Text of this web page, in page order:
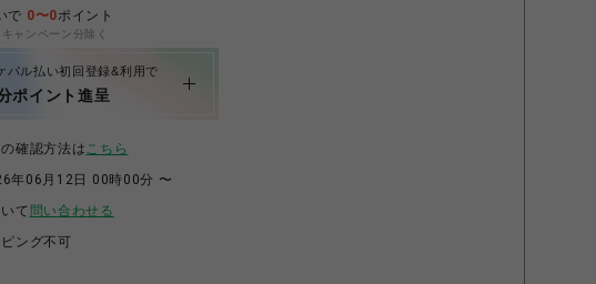
で 0〜0ポイント
ャンペーン分除く
パル払い初回登録&利用で
ポイント進呈
確認方法はこちら
年06月12日 00時00分 〜
て 問い合わせる
ング不可